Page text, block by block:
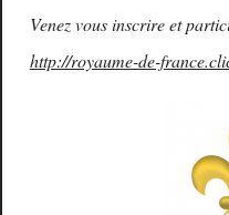
Venez vous inscrire et
http://royaume-de-